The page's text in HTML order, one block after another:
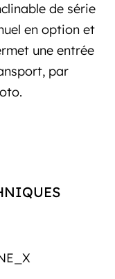
de série
en option et
une entrée
par